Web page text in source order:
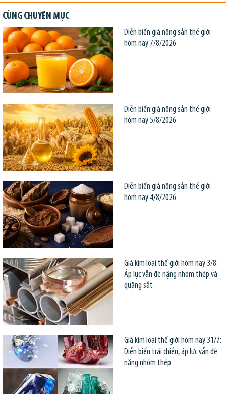
CÙNG CHUYÊN MỤC
Diễn biến giá nông sản thế giới
hôm nay 7/8/2026
Diễn biến giá nông sản thế giới
hôm nay 5/8/2026
Diễn biến giá nông sản thế giới
hôm nay 4/8/2026
Giá kim loại thế giới hôm nay 3/8:
Áp lực vẫn đè nặng nhóm thép và
quặng sắt
Giá kim loại thế giới hôm nay 31/7:
Diễn biến trái chiều, áp lực vẫn đè
nặng nhóm thép